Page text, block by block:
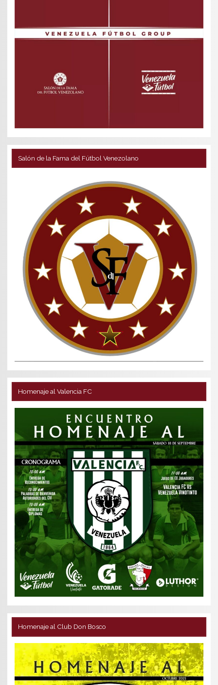
Salón de la Fama del Fútbol Venezolano
Homenaje al Valencia FC
Homenaje al Club Don Bosco